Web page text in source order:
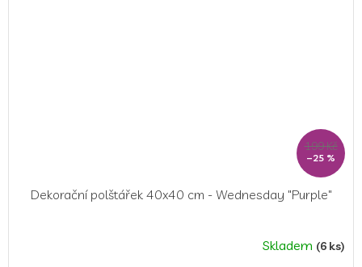
199 Kč
–25 %
Dekorační polštářek 40x40 cm - Wednesday "Purple"
Skladem (6 ks)